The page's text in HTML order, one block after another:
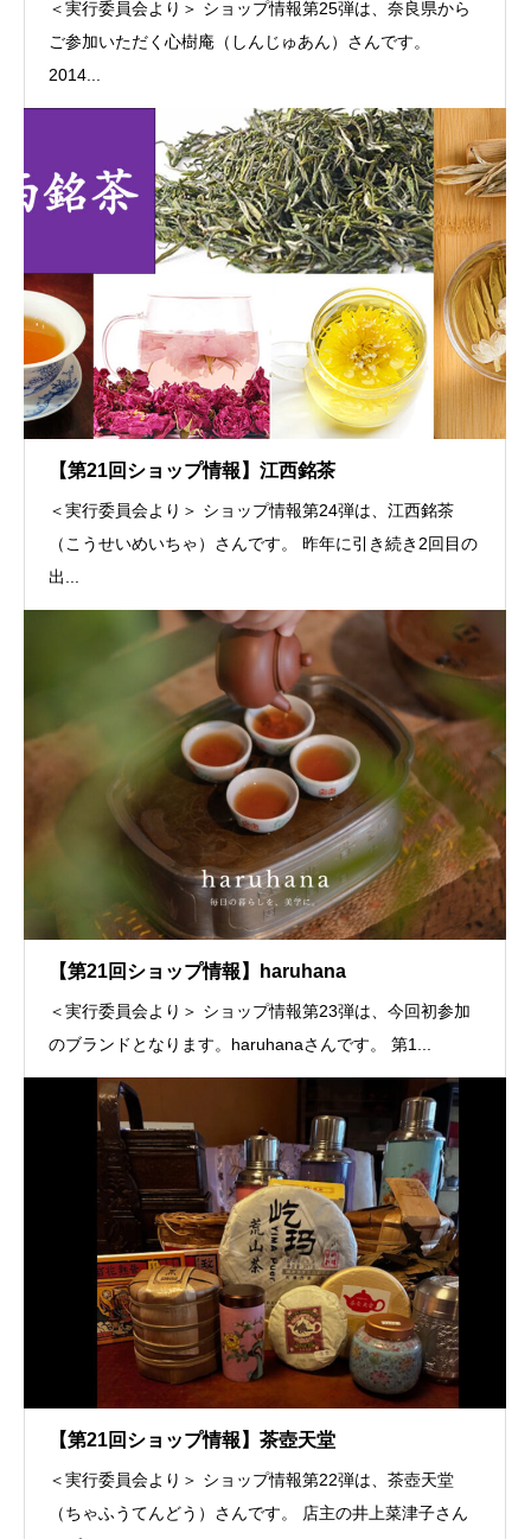
＜実行委員会より＞ ショップ情報第25弾は、奈良県から
ご参加いただく心樹庵（しんじゅあん）さんです。
2014...
【第21回ショップ情報】江西銘茶
＜実行委員会より＞ ショップ情報第24弾は、江西銘茶
（こうせいめいちゃ）さんです。 昨年に引き続き2回目の
出...
【第21回ショップ情報】haruhana
＜実行委員会より＞ ショップ情報第23弾は、今回初参加
のブランドとなります。haruhanaさんです。 第1...
【第21回ショップ情報】茶壺天堂
＜実行委員会より＞ ショップ情報第22弾は、茶壺天堂
（ちゃふうてんどう）さんです。 店主の井上菜津子さん